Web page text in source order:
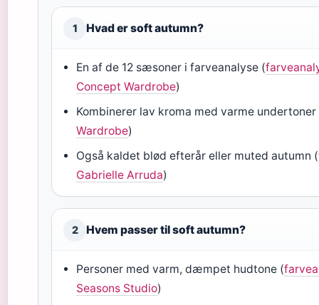
1 Hvad er soft autumn?
En af de 12 sæsoner i farveanalyse (
Concept Wardrobe)
Kombinerer lav kroma med varme undertoner
Wardrobe)
Også kaldet blød efterår eller muted autumn (
Gabrielle Arruda)
2 Hvem passer til soft autumn?
Personer med varm, dæmpet hudtone (
Seasons Studio)